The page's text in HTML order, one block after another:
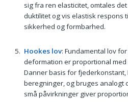
sig fra ren elasticitet, omtales
duktilitet og vis elastisk respons
sikkerhed og formbarhed.
Hookes lov: Fundamental lov
deformation er proportional
Danner basis for fjederkonstant,
beregninger, og bruges analogt
små påvirkninger giver